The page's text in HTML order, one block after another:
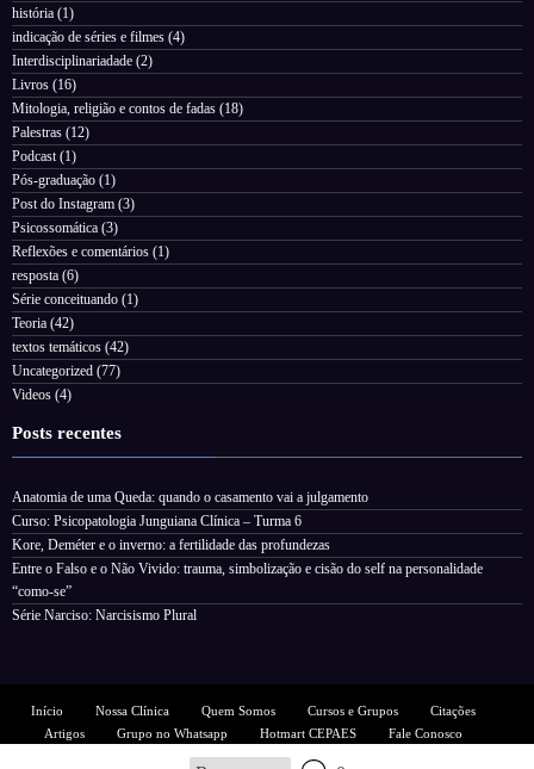
história (1)
indicação de séries e filmes (4)
Interdisciplinariadade (2)
Livros (16)
Mitologia, religião e contos de fadas (18)
Palestras (12)
Podcast(1)
Pós-graduação (1)
Post do Instagram (3)
Psicossomática (3)
Reflexões e comentários (1)
resposta (6)
Série conceituando (1)
Teoria (42)
textos temáticos (42)
Uncategorized (77)
Videos (4)
Posts recentes
Anatomia de uma Queda: quando o casamento vai a julgamento
Curso: Psicopatologia Junguiana Clínica – Turma 6
Kore, Deméter e o inverno: a fertilidade das profundezas
Entre o Falso e o Não Vivido: trauma, simbolização e cisão do self na personalidade
“como-se”
Série Narciso: Narcisismo Plural
Início Nossa Clínica Quem Somos Cursos e Grupos
Citações
Artigos
Grupo no Whatsapp Hotmart CEPAES Fale Conosco